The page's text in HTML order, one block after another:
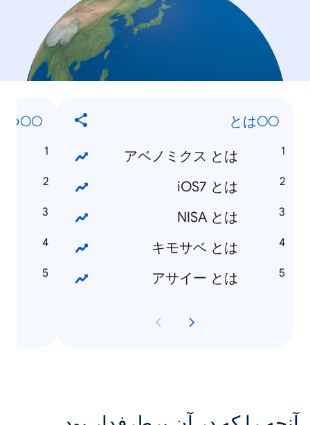
○○とは
アベノミクス とは
iOS7 とは
NISA とは
キモサベ とは
アサイー とは
○○はいつ？